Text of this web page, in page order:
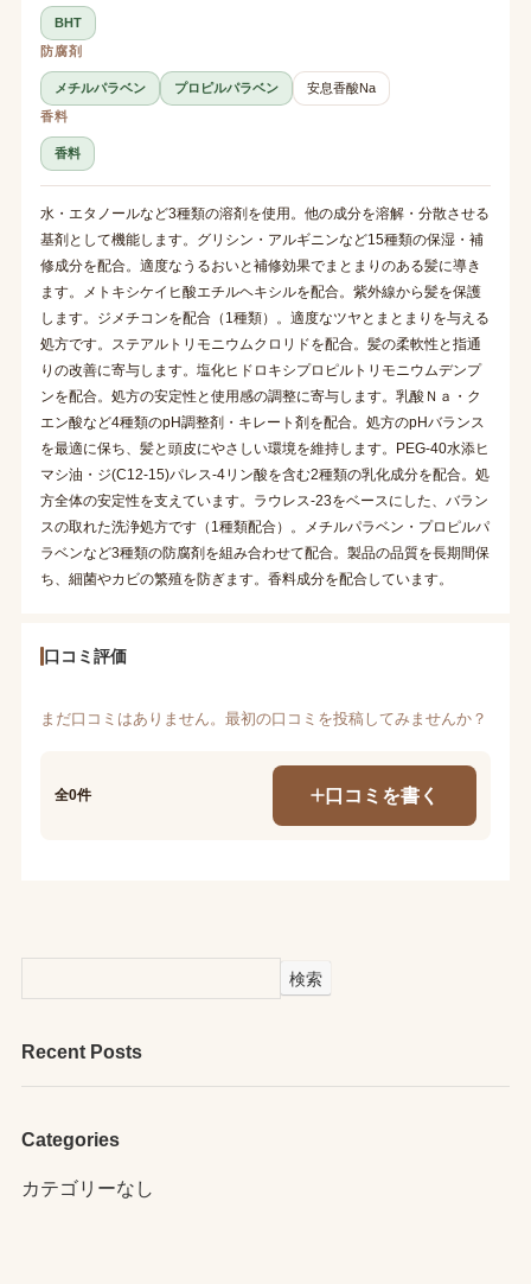
BHT
防腐剤
メチルパラベン プロピルパラベン
安息香酸Na
香料
香料
水・エタノールなど3種類の溶剤を使用。他の成分を溶解・分散させる
基剤として機能します。グリシン・アルギニンなど15種類の保湿・補
修成分を配合。適度なうるおいと補修効果でまとまりのある髪に導き
ます。メトキシケイヒ酸エチルヘキシルを配合。紫外線から髪を保護
します。ジメチコンを配合（1種類）。適度なツヤとまとまりを与える
処方です。ステアルトリモニウムクロリドを配合。髪の柔軟性と指通
りの改善に寄与します。塩化ヒドロキシプロピルトリモニウムデンプ
ンを配合。処方の安定性と使用感の調整に寄与します。乳酸Ｎａ・ク
エン酸など4種類のpH調整剤・キレート剤を配合。処方のpHバランス
を最適に保ち、髪と頭皮にやさしい環境を維持します。PEG-40水添ヒ
マシ油・ジ(C12-15)パレス-4リン酸を含む2種類の乳化成分を配合。処
方全体の安定性を支えています。ラウレス-23をベースにした、バラン
スの取れた洗浄処方です（1種類配合）。メチルパラベン・プロピルパ
ラベンなど3種類の防腐剤を組み合わせて配合。製品の品質を長期間保
ち、細菌やカビの繁殖を防ぎます。香料成分を配合しています。
口コミ評価
まだ口コミはありません。最初の口コミを投稿してみませんか？
全0件 口コミを書く
検索
Recent Posts
Categories
カテゴリーなし